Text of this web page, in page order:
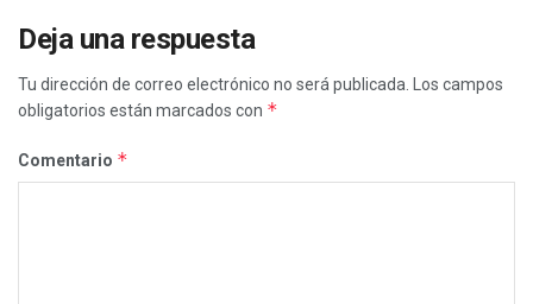
Deja una respuesta
Tu dirección de correo electrónico no será publicada.
Los campos
obligatorios están marcados con *
Comentario *